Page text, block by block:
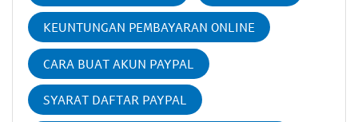
KEUNTUNGAN PEMBAYARAN ONLINE
CARA BUAT AKUN PAYPAL
SYARAT DAFTAR PAYPAL